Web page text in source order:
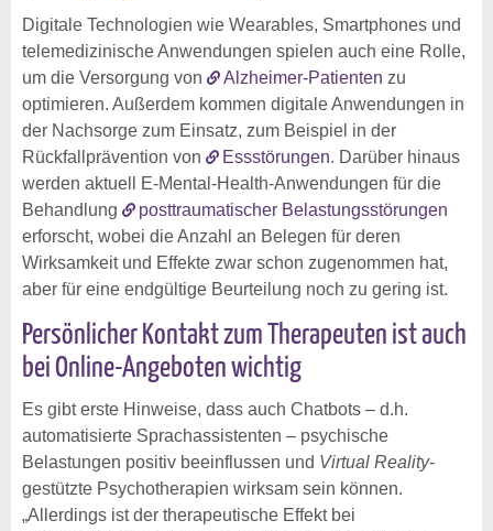
Digitale Technologien wie Wearables, Smartphones und
telemedizinische Anwendungen spielen auch eine Rolle,
um die Versorgung von
Alzheimer-Patienten zu
optimieren. Außerdem kommen digitale Anwendungen in
der Nachsorge zum Einsatz, zum Beispiel in der
Rückfallprävention von
Essstörungen. Darüber hinaus
werden aktuell E-Mental-Health-Anwendungen für die
Behandlung
posttraumatischer Belastungsstörungen
erforscht, wobei die Anzahl an Belegen für deren
Wirksamkeit und Effekte zwar schon zugenommen hat,
aber für eine endgültige Beurteilung noch zu gering ist.
Persönlicher Kontakt zum Therapeuten ist auch
bei Online-Angeboten wichtig
Es gibt erste Hinweise, dass auch Chatbots – d.h.
automatisierte Sprachassistenten – psychische
Belastungen positiv beeinflussen und Virtual Reality-
gestützte Psychotherapien wirksam sein können.
„Allerdings ist der therapeutische Effekt bei